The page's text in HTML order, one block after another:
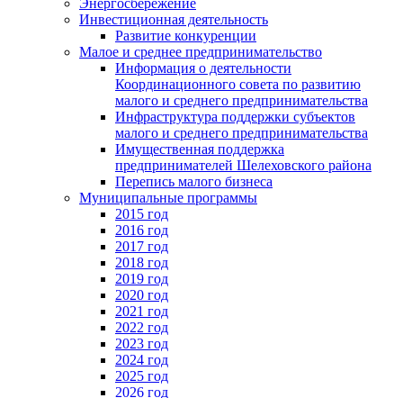
Инвестиционная деятельность
Развитие конкуренции
Малое и среднее предпринимательство
Информация о деятельности
Координационного совета по развитию
малого и среднего предпринимательства
Инфраструктура поддержки субъектов
малого и среднего предпринимательства
Имущественная поддержка
предпринимателей Шелеховского района
Перепись малого бизнеса
Муниципальные программы
2015 год
2016 год
2017 год
2018 год
2019 год
2020 год
2021 год
2022 год
2023 год
2024 год
2025 год
2026 год